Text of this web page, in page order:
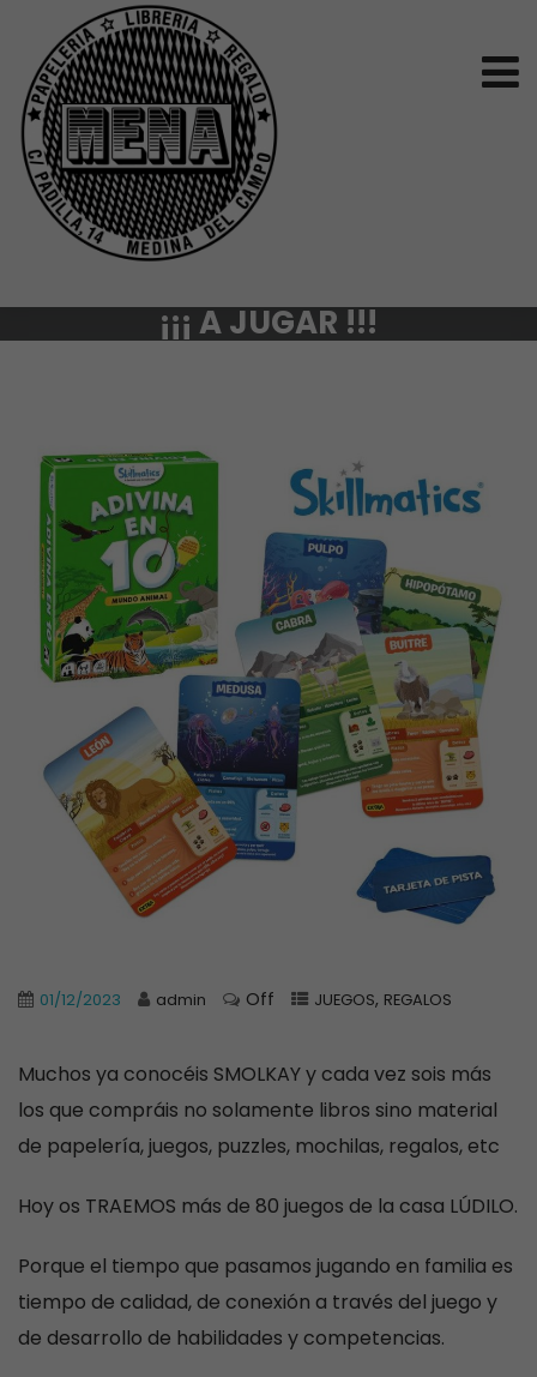
¡¡¡ A JUGAR !!!
01/12/2023 admin Off JUEGOS, REGALOS
Muchos ya conocéis SMOLKAY y cada vez sois más
los que compráis no solamente libros sino material
de papelería, juegos, puzzles, mochilas, regalos, etc
Hoy os TRAEMOS más de 80 juegos de la casa LÚDILO.
Porque el tiempo que pasamos jugando en familia es
tiempo de calidad, de conexión a través del juego y
de desarrollo de habilidades y competencias.